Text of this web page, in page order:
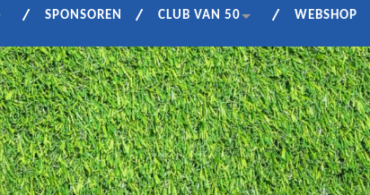
SPONSOREN CLUB VAN 50 WEBSHOP